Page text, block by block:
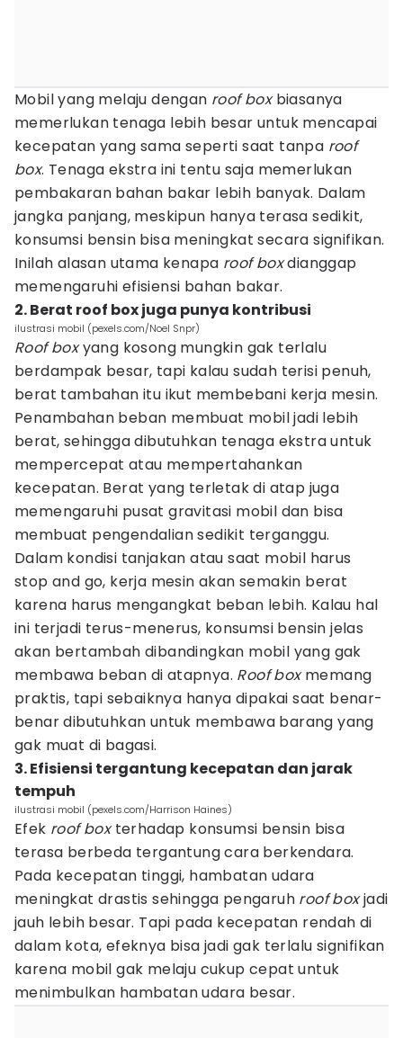
Mobil yang melaju dengan roof boxbiasanya
memerlukan tenaga lebih besar untuk mencapai
kecepatan yang sama seperti saat tanpa roof
box. Tenaga ekstra ini tentu saja memerlukan
pembakaran bahan bakar lebih banyak. Dalam
jangka panjang, meskipun hanya terasa sedikit,
konsumsi bensin bisa meningkat secara signifikan.
Inilah alasan utama kenapa roof boxdianggap
memengaruhi efisiensi bahan bakar.
2. Berat roof box juga punya kontribusi
ilustrasi mobil (pexels.com/Noel Snpr)
Roof boxyang kosong mungkin gak terlalu
berdampak besar, tapi kalau sudah terisi penuh,
berat tambahan itu ikut membebani kerja mesin.
Penambahan beban membuat mobil jadi lebih
berat, sehingga dibutuhkan tenaga ekstra untuk
mempercepat atau mempertahankan
kecepatan. Berat yang terletak di atap juga
memengaruhi pusat gravitasi mobil dan bisa
membuat pengendalian sedikit terganggu.
Dalam kondisi tanjakan atau saat mobil harus
stop and go, kerja mesin akan semakin berat
karena harus mengangkat beban lebih. Kalau hal
ini terjadi terus-menerus, konsumsi bensin jelas
akan bertambah dibandingkan mobil yang gak
membawa beban di atapnya. Roof boxmemang
praktis, tapi sebaiknya hanya dipakai saat benar-
benar dibutuhkan untuk membawa barang yang
gak muat di bagasi.
3. Efisiensi tergantung kecepatan dan jarak
tempuh
ilustrasi mobil (pexels.com/Harrison Haines)
Efek roof boxterhadap konsumsi bensin bisa
terasa berbeda tergantung cara berkendara.
Pada kecepatan tinggi, hambatan udara
meningkat drastis sehingga pengaruh roof boxjadi
jauh lebih besar. Tapi pada kecepatan rendah di
dalam kota, efeknya bisa jadi gak terlalu signifikan
karena mobil gak melaju cukup cepat untuk
menimbulkan hambatan udara besar.